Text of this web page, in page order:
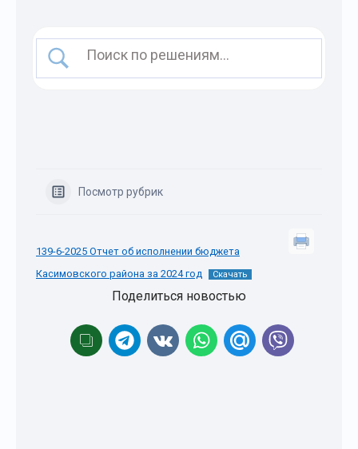
Посмотр рубрик
139-6-2025 Отчет об исполнении бюджета
Касимовского района за 2024 год
Скачать
Поделиться новостью